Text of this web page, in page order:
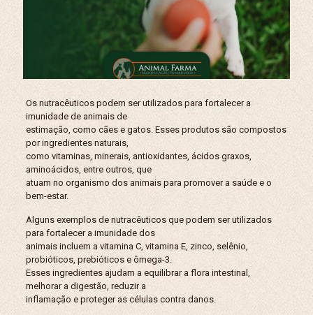
Os nutracêuticos podem ser utilizados para fortalecer a
imunidade de animais de
estimação, como cães e gatos. Esses produtos são compostos
por ingredientes naturais,
como vitaminas, minerais, antioxidantes, ácidos graxos,
aminoácidos, entre outros, que
atuam no organismo dos animais para promover a saúde e o
bem-estar.
Alguns exemplos de nutracêuticos que podem ser utilizados
para fortalecer a imunidade dos
animais incluem a vitamina C, vitamina E, zinco, selênio,
probióticos, prebióticos e ômega-3.
Esses ingredientes ajudam a equilibrar a flora intestinal,
melhorar a digestão, reduzir a
inflamação e proteger as células contra danos.